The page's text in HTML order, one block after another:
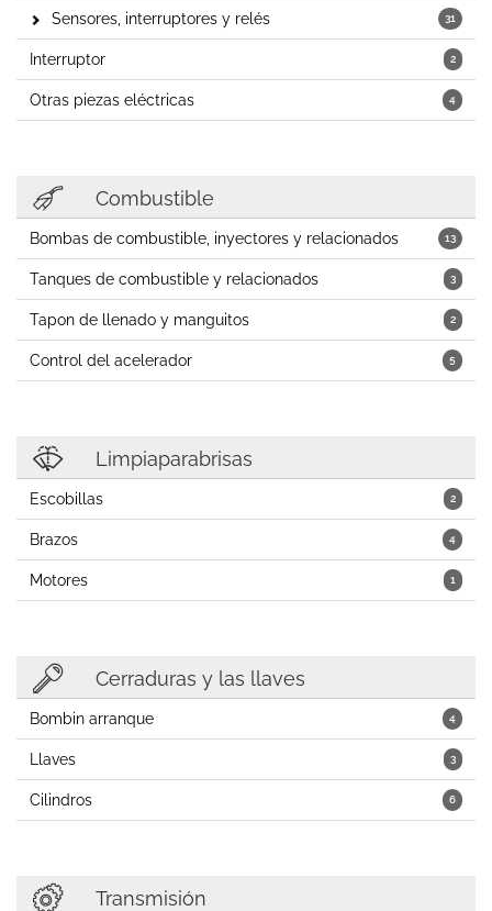
31
Sensores, interruptores y relés
2
Interruptor
4
Otras piezas eléctricas
Combustible
13
Bombas de combustible, inyectores y relacionados
3
Tanques de combustible y relacionados
2
Tapon de llenado y manguitos
5
Control del acelerador
Limpiaparabrisas
2
Escobillas
4
Brazos
1
Motores
Cerraduras y las llaves
4
Bombin arranque
3
Llaves
6
Cilindros
Transmisión